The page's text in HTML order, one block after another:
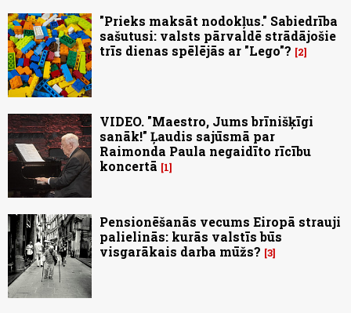
"Prieks maksāt nodokļus." Sabiedrība
sašutusi: valsts pārvaldē strādājošie
trīs dienas spēlējās ar "Lego"?
2
VIDEO. "Maestro, Jums brīnišķīgi
sanāk!" Ļaudis sajūsmā par
Raimonda Paula negaidīto rīcību
koncertā
1
Pensionēšanās vecums Eiropā strauji
palielinās: kurās valstīs būs
visgarākais darba mūžs? 3